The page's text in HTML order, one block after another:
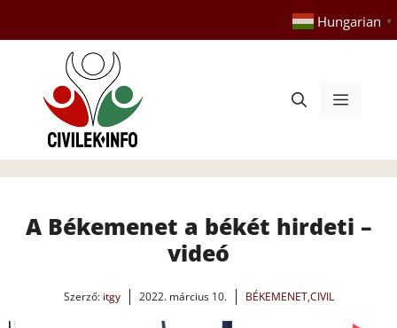
tartalomba
Hungarian ▼
Menü
A Békemenet a békét hirdeti –
videó
Szerző: itgy 2022. március 10. BÉKEMENET,CIVIL